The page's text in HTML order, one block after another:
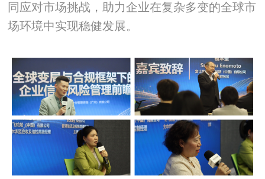
同应对市场挑战，助力企业在复杂多变的全球市
场环境中实现稳健发展。